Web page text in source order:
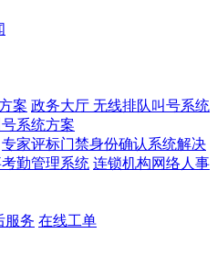
案 政务大厅 无线排队叫号系统
系统方案
专家评标门禁身份确认系统解决
勤管理系统 连锁机构网络人事
服务 在线工单